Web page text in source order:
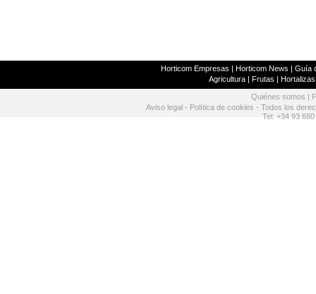
Horticom Empresas | Horticom News | Guía
Agricultura| Frutas | Hortalizas
Quiénes somos
Aviso legal - Política de cookies - Todos los
Tel: +34 93